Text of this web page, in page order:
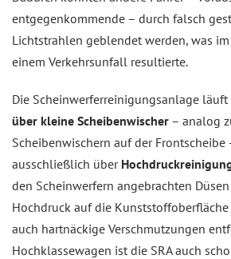
entgegenkommende – durch falsch
Lichtstrahlen geblendet werden, was
einem Verkehrsunfall resultierte.
Die Scheinwerferreinigungsanlage läuft
über kleine Scheibenwischer – analog
Scheibenwischern auf der Frontscheibe
ausschließlich über
den Scheinwerfern angebrachten
Hochdruck auf die
auch hartnäckige Verschmutzungen
Hochklassewagen ist die SRA auch